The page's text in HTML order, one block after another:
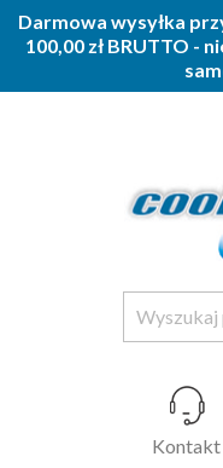
Darmowa wysyłka
100,00 zł BRUTTO -
Kontakt